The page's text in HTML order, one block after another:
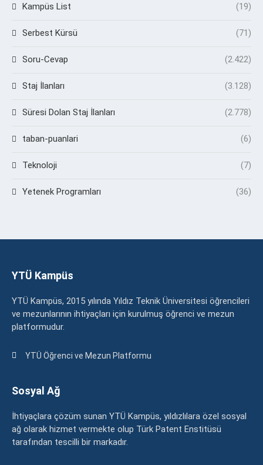
Kampüs List (19)
Serbest Kürsü (71)
Soru-Cevap (2.422)
Staj İlanları (3.128)
Süresi Dolan Staj İlanları (2.778)
taban-puanlari (6)
Teknoloji (7)
Yetenek Programları (36)
YTÜ Kampüs
YTÜ Kampüs, 2015 yılında Yıldız Teknik Üniversitesi öğrencileri
ve mezunlarının ihtiyaçları için kurulmuş öğrenci ve mezun
platformudur.
YTÜ Öğrenci ve Mezun Platformu
Sosyal Ağ
İhtiyaçlara çözüm sunan YTÜ Kampüs, yıldızlılara özel sosyal
ağ olarak hizmet vermekte olup Türk Patent Enstitüsü
tarafından tescilli bir markadır.